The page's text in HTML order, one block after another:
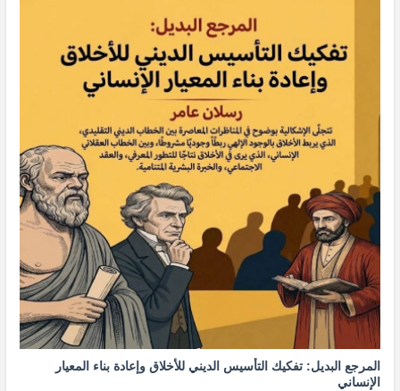
المرجع البديل: تفكيك التأسيس الديني للأخلاق وإعادة بناء المعيار
الإنساني